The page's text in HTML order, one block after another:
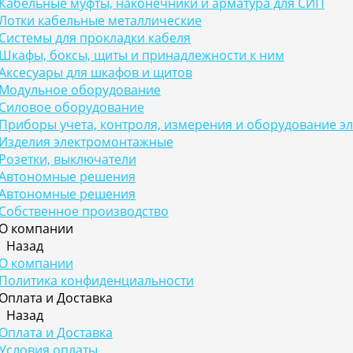
кабельные металлические
для прокладки кабеля
боксы, щиты и принадлежности к ним
для шкафов и щитов
оборудование
оборудование
учета, контроля, измерения и оборудование
электромонтажные
выключатели
решения
решения
производство
компании
Назад
компании
конфиденциальности
и Доставка
Назад
и Доставка